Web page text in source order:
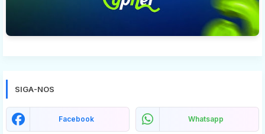
SIGA-NOS
Facebook Whatsapp